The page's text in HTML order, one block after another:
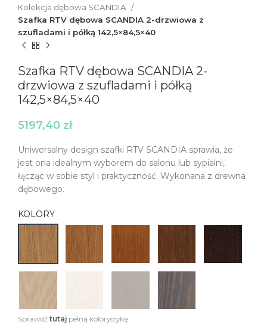
Kolekcja dębowa SCANDIA
Szafka RTV dębowa SCANDIA 2-drzwiowa z
szufladami i półką 142,5×84,5×40
Szafka RTV dębowa SCANDIA 2-
drzwiowa z szufladami i półką
142,5×84,5×40
5197,40 zł
Uniwersalny design szafki RTV SCANDIA sprawia, że
jest ona idealnym wyborem do salonu lub sypialni,
łącząc w sobie styl i praktyczność. Wykonana z drewna
dębowego.
KOLORY
Sprawdź tutaj pełną kolorystykę.